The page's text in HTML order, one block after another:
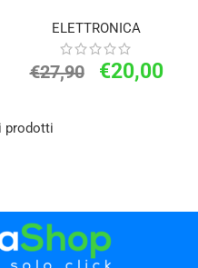
ELETTRONICA
€27,90 €20,00
prodotti